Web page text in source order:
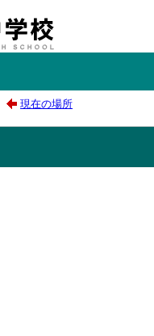
現在の場所